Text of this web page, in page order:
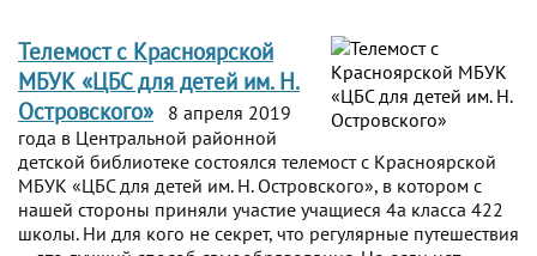
Телемост с Красноярской
МБУК «ЦБС для детей им. Н.
Островского»
8 апреля 2019
года в Центральной районной
детской библиотеке состоялся телемост с Красноярской
МБУК «ЦБС для детей им. Н. Островского», в котором с
нашей стороны приняли участие учащиеся 4а класса 422
школы. Ни для кого не секрет, что регулярные путешествия